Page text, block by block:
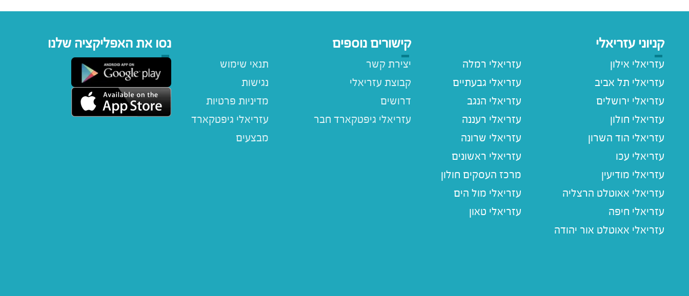
קניוני עזריאלי
עזריאלי אילון
עזריאלי תל אביב
עזריאלי ירושלים
עזריאלי חולון
עזריאלי הוד השרון
עזריאלי עכו
עזריאלי מודיעין
עזריאלי אאוטלט הרצליה
עזריאלי חיפה
עזריאלי אאוטלט אור יהודה
עזריאלי רמלה
עזריאלי גבעתיים
עזריאלי הנגב
עזריאלי רעננה
עזריאלי שרונה
עזריאלי ראשונים
מרכז העסקים חולון
עזריאלי מול הים
עזריאלי טאון
קישורים נוספים
תנאי שימוש
נגישות
מדיניות פרטיות
עזריאלי גיפטקארד
מבצעים
יצירת קשר
קבוצת עזריאלי
דרושים
נסו את האפליקציה שלנו